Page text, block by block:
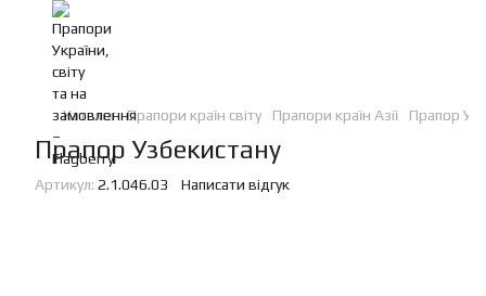
Каталог Прапори країн світу Прапори країн Азії Прапор
Прапор Узбекистану
Артикул: 2.1.046.03 Написати відгук